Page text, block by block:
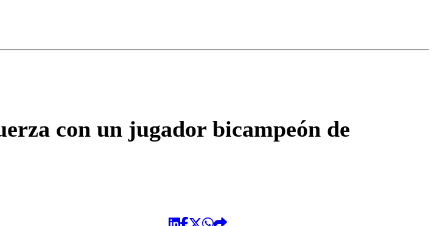
con un jugador bicampeón de